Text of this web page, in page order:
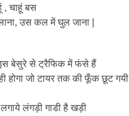
, चाहूं बस
उस कल में घुल जाना |
बेसुरे से ट्रैफिक में फंसे हैं
होगा जो टायर तक की फूँक छूट गयी
लंगड़ी गाडी है खड़ी